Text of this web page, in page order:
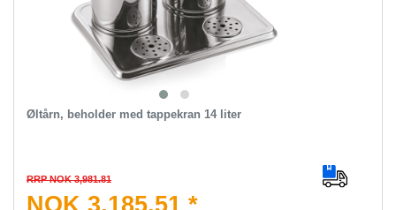
Øltårn, beholder med tappekran 14 liter
RRP NOK 3,981.81
NOK 3,185.51 *